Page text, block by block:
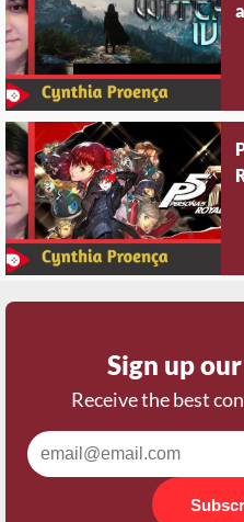
Sign up
Receive the best